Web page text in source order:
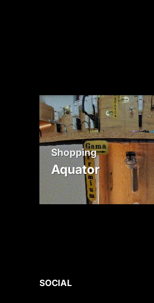
Shopping
Aquator
SOCIAL